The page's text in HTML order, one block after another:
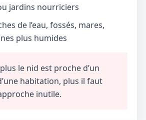
jardins nourriciers
de l’eau, fossés, mares,
plus humides
plus le nid est proche d’un
habitation, plus il faut
inutile.